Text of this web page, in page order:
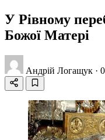
У Рівному
Божої Матері
Андрій Логащук ·